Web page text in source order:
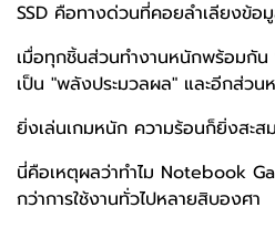
SSD คือทางด่วนที่คอยลำเลียงข้อ
เมื่อทุกชิ้นส่วนทำงานหนักพร้อมกัน
เป็น "พลังประมวลผล" และอีกส่วน
ยิ่งเล่นเกมหนัก ความร้อนก็ยิ่งสะส
นี่คือเหตุผลว่าทำไม Notebook
กว่าการใช้งานทั่วไปหลายสิบองศา